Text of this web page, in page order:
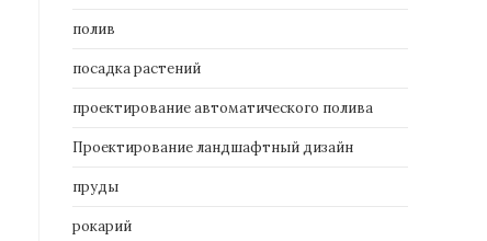
полив
посадка растений
проектирование автоматического полива
Проектирование ландшафтный дизайн
пруды
рокарий